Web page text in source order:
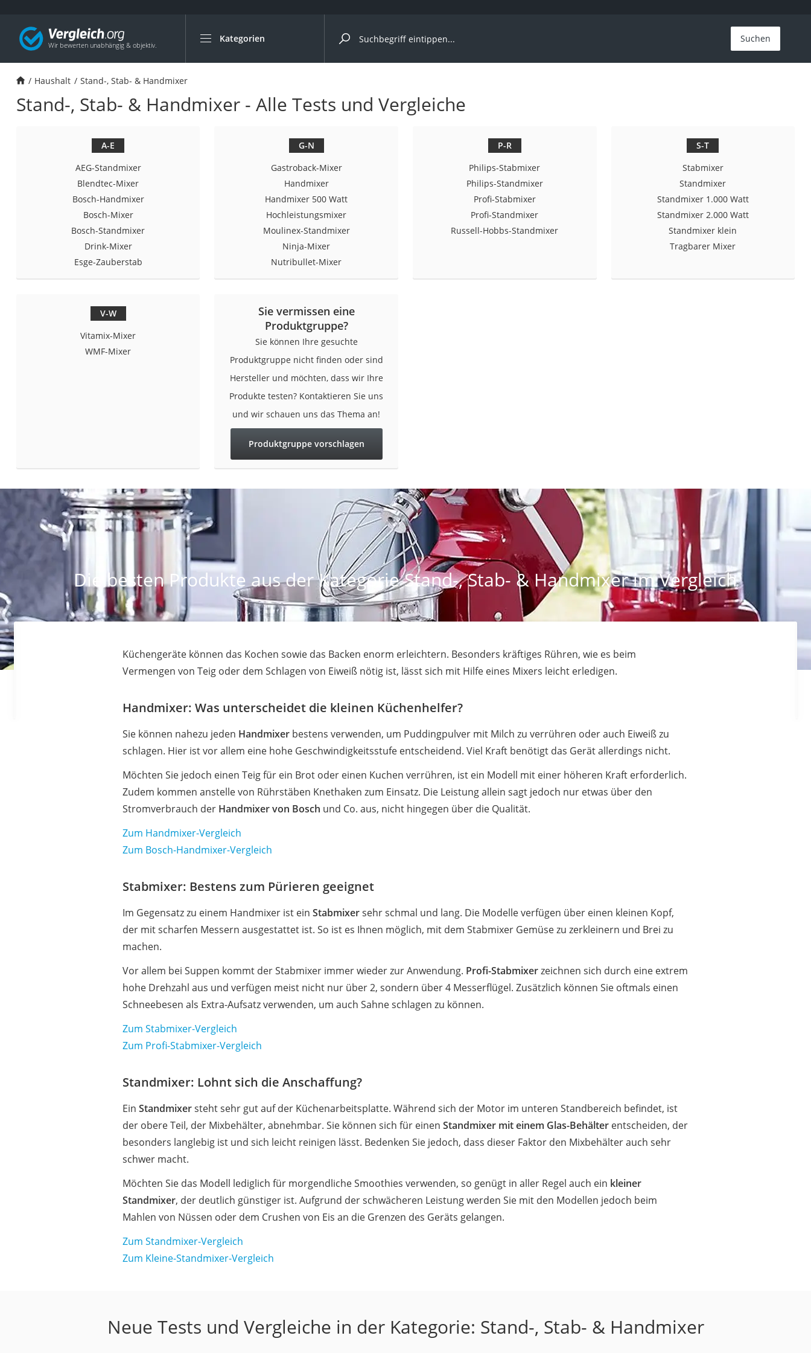
Kategorien
Die beliebtesten Vergleiche nach Kategorie
Haushalt
Wassersprudler
Zentralstaubsauger
Spülmaschinentabs
Akku-Staubsauger
AEG-Waschmaschine
Milchaufschäumer
Kondenstrockner
Reiskocher
Heißwasserspender
Tierhaarstaubsauger
Ecovacs-Saugroboter
Nespresso-Maschine
Suchen
Haushalt Stand-, Stab- & Handmixer
Stand-, Stab- & Handmixer - Alle Tests und Vergleiche
A-E
AEG-Standmixer
Blendtec-Mixer
Bosch-Handmixer
Bosch-Mixer
Bosch-Standmixer
Drink-Mixer
Esge-Zauberstab
G-N
Gastroback-Mixer
Handmixer
Handmixer 500 Watt
Hochleistungsmixer
Moulinex-Standmixer
Ninja-Mixer
Nutribullet-Mixer
P-R
Philips-Stabmixer
Philips-Standmixer
Profi-Stabmixer
Profi-Standmixer
Russell-Hobbs-Standmixer
S-T
Stabmixer
Standmixer
Standmixer 1.000 Watt
Standmixer 2.000 Watt
Standmixer klein
Tragbarer Mixer
V-W
Vitamix-Mixer
WMF-Mixer
Sie vermissen eine
Produktgruppe?
Sie können Ihre gesuchte
Produktgruppe nicht finden oder sind
Hersteller und möchten, dass wir Ihre
Produkte testen? Kontaktieren Sie uns
und wir schauen uns das Thema an!
Produktgruppe vorschlagen
Die besten Produkte aus der Kategorie Stand-, Stab- & Handmixer im Vergleich
Küchengeräte können das Kochen sowie das Backen enorm erleichtern. Besonders kräftiges Rühren, wie es beim
Vermengen von Teig oder dem Schlagen von Eiweiß nötig ist, lässt sich mit Hilfe eines Mixers leicht erledigen.
Handmixer: Was unterscheidet die kleinen Küchenhelfer?
Sie können nahezu jeden Handmixer bestens verwenden, um Puddingpulver mit Milch zu verrühren oder auch Eiweiß zu
schlagen. Hier ist vor allem eine hohe Geschwindigkeitsstufe entscheidend. Viel Kraft benötigt das Gerät allerdings nicht.
Möchten Sie jedoch einen Teig für ein Brot oder einen Kuchen verrühren, ist ein Modell mit einer höheren Kraft erforderlich.
Zudem kommen anstelle von Rührstäben Knethaken zum Einsatz. Die Leistung allein sagt jedoch nur etwas über den
Stromverbrauch der Handmixer von Bosch und Co. aus, nicht hingegen über die Qualität.
Zum Handmixer-Vergleich
Zum Bosch-Handmixer-Vergleich
Stabmixer: Bestens zum Pürieren geeignet
Im Gegensatz zu einem Handmixer ist einStabmixersehr schmal und lang. Die Modelle verfügen über einen kleinen Kopf,
der mit scharfen Messern ausgestattet ist. So ist es Ihnen möglich, mit dem Stabmixer Gemüse zu zerkleinern und Brei zu
machen.
Vor allem bei Suppen kommt der Stabmixer immer wieder zur Anwendung. Profi-Stabmixerzeichnen sich durch eine extrem
hohe Drehzahl aus und verfügen meist nicht nur über 2, sondern über 4 Messerflügel. Zusätzlich können Sie oftmals einen
Schneebesen als Extra-Aufsatz verwenden, um auch Sahne schlagen zu können.
Zum Stabmixer-Vergleich
Zum Profi-Stabmixer-Vergleich
Standmixer: Lohnt sich die Anschaffung?
Ein Standmixersteht sehr gut auf der Küchenarbeitsplatte. Während sich der Motor im unteren Standbereich befindet, ist
der obere Teil, der Mixbehälter, abnehmbar. Sie können sich für einenStandmixer mit einem Glas-Behälter entscheiden, der
besonders langlebig ist und sich leicht reinigen lässt. Bedenken Sie jedoch, dass dieser Faktor den Mixbehälter auch sehr
schwer macht.
Möchten Sie das Modell lediglich für morgendliche Smoothies verwenden, so genügt in aller Regel auch ein kleiner
Standmixer, der deutlich günstiger ist. Aufgrund der schwächeren Leistung werden Sie mit den Modellen jedoch beim
Mahlen von Nüssen oder dem Crushen von Eis an die Grenzen des Geräts gelangen.
Zum Standmixer-Vergleich
Zum Kleine-Standmixer-Vergleich
Neue Tests und Vergleiche in der Kategorie: Stand-, Stab- & Handmixer